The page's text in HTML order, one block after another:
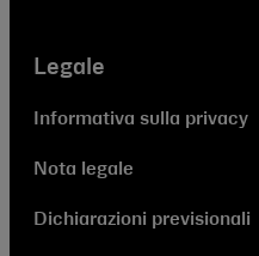
Legale
Informativa sulla privacy
Nota legale
Dichiarazioni previsionali